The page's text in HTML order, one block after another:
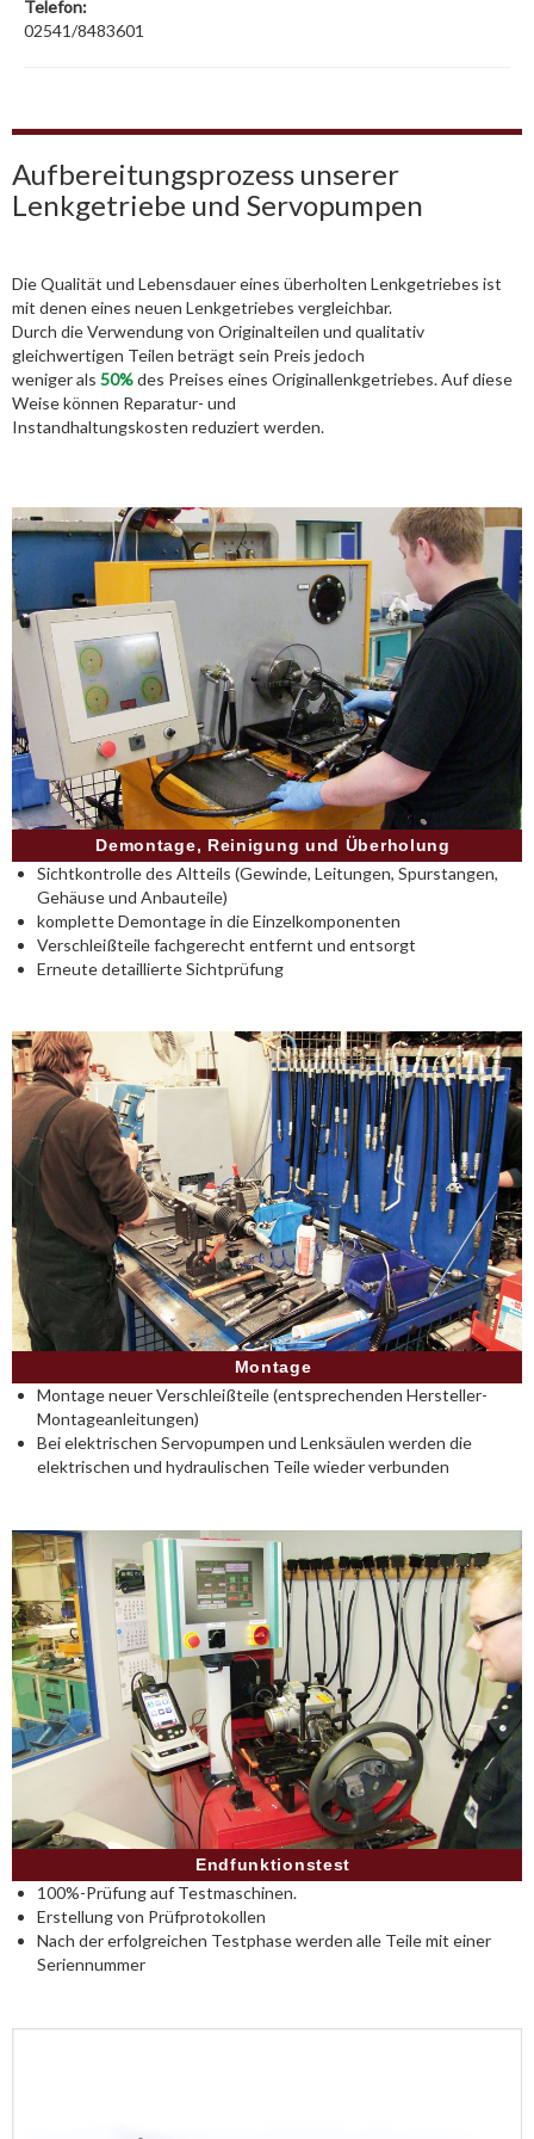
Telefon:
02541/8483601
Aufbereitungsprozess unserer
Lenkgetriebe und Servopumpen
Die Qualität und Lebensdauer eines überholten Lenkgetriebes ist
mit denen eines neuen Lenkgetriebes vergleichbar.
Durch die Verwendung von Originalteilen und qualitativ
gleichwertigen Teilen beträgt sein Preis jedoch
weniger als 50%des Preises eines Originallenkgetriebes. Auf diese
Weise können Reparatur- und
Instandhaltungskosten reduziert werden.
Demontage, Reinigung und Überholung
Sichtkontrolle des Altteils (Gewinde, Leitungen, Spurstangen,
Gehäuse und Anbauteile)
komplette Demontage in die Einzelkomponenten
Verschleißteile fachgerecht entfernt und entsorgt
Erneute detaillierte Sichtprüfung
Montage
Montage neuer Verschleißteile (entsprechenden Hersteller-
Montageanleitungen)
Bei elektrischen Servopumpen und Lenksäulen werden die
elektrischen und hydraulischen Teile wieder verbunden
Endfunktionstest
100%-Prüfung auf Testmaschinen.
Erstellung von Prüfprotokollen
Nach der erfolgreichen Testphase werden alle Teile mit einer
Seriennummer